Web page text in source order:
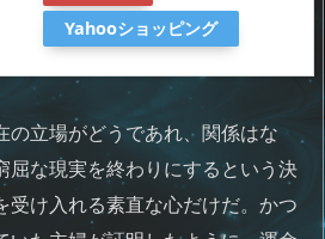
Yahooショッピング
の立場がどうであれ、関係はな
屈な現実を終わりにするという決
受け入れる素直な心だけだ。かつ